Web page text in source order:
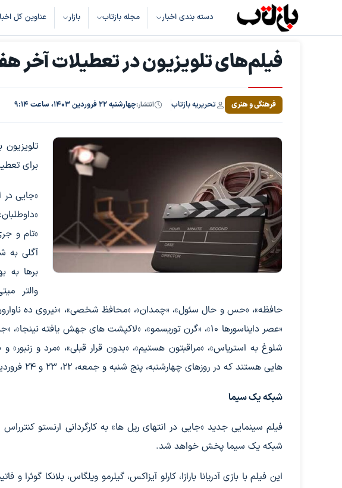
دسته بندی اخبار مجله بازتاب بازار عناوین کل
فیلم‌های تلویزیون در تعطیلات آخر
فرهنگی و هنری تحریریه بازتاب انتشار:چهارشنبه ۲۲ فروردین ۱۴۰۳، ساعت ۹:۱۴
برای
«جایی در
«تام و
آگلی به
برها به
والتر
حافظه»، «حس و حال سئول»، «چمدان»، «محافظ شخصی»، «نیروی ده
شلوغ به استریاس»، «مراقبتون هستیم»، «بدون قرار قبلی»، «مرد و زنبور»
هایی هستند که در روزهای چهارشنبه، پنج شنبه و جمعه، ۲۲، ۲۳ و ۲۴ فروردین ماه از شبکه‌های سیما پخش می شوند.
شبکه یک سیما
شبکه یک سیما پخش خواهد شد.
این فیلم با بازی آدریانا بارازا، کارلو آیزاکس، گیلرمو ویلگاس، بلانکا گوئرا